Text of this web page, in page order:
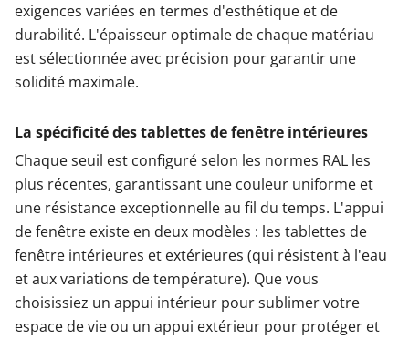
exigences variées en termes d'esthétique et de
durabilité. L'épaisseur optimale de chaque matériau
est sélectionnée avec précision pour garantir une
solidité maximale.
La spécificité des tablettes de fenêtre intérieures
Chaque seuil est configuré selon les normes RAL les
plus récentes, garantissant une couleur uniforme et
une résistance exceptionnelle au fil du temps. L'appui
de fenêtre existe en deux modèles : les tablettes de
fenêtre intérieures et extérieures (qui résistent à l'eau
et aux variations de température). Que vous
choisissiez un appui intérieur pour sublimer votre
espace de vie ou un appui extérieur pour protéger et